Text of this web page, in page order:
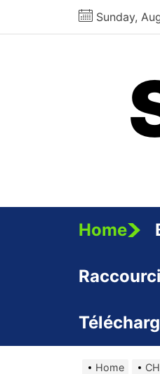
Sunday,
Home
Home